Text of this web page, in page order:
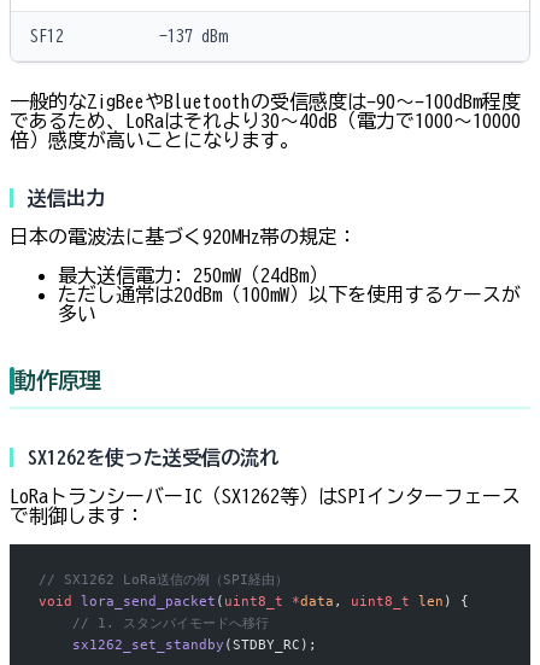
SF12 -137 dBm
一般的なZigBeeやBluetoothの受信感度は-90〜-100dBm程度
であるため、LoRaはそれより30〜40dB（電力で1000〜10000
倍）感度が高いことになります。
送信出力
日本の電波法に基づく920MHz帯の規定：
最大送信電力: 250mW（24dBm）
ただし通常は20dBm（100mW）以下を使用するケースが
多い
動作原理
SX1262を使った送受信の流れ
LoRaトランシーバーIC（SX1262等）はSPIインターフェース
で制御します：
// SX1262 LoRa送信の例（SPI経由）
void
lora_send_packet ( uint8_t *data , uint8_t len ) {
    // 1. スタンバイモードへ移行
    sx1262_set_standby
(STDBY_RC);